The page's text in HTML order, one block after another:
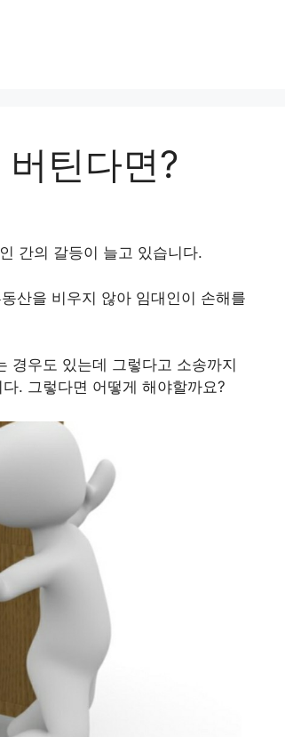
틴다면?
간의 갈등이 늘고 있습니다.
산을 비우지 않아 임대인이 손해를
경우도 있는데 그렇다고 소송까지
. 그렇다면 어떻게 해야할까요?